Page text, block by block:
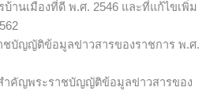
านเมืองที่ดี พ.ศ. 2546 และที่แก้ไขเพิ่ม
ชบัญญัติข้อมูลข่าวสารของราชการ พ.ศ.
ำคัญพระราชบัญญัติข้อมูลข่าวสารของ